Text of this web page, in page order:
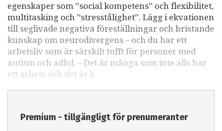
egenskaper som ”social kompetens” och flexibilitet,
multitasking och ”stresstålighet”. Lägg i ekvationen
till seglivade negativa föreställningar och bristande
kunskap om neurodivergens – och du har ett
arbetsliv som är särskilt tufft för personer med
autism och adhd. – Det är många som inte alls har
ett arbete och det är h
Premium - tillgängligt för prenumeranter